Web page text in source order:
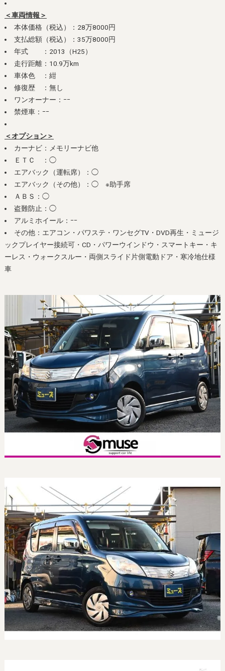
＜車両情報＞
本体価格（税込）：28万8000円
支払総額（税込）：35万8000円
年式 ：2013（H25）
走行距離：10.9万km
車体色 ：紺
修復歴 ：無し
ワンオーナー：ｰｰ
禁煙車：ｰｰ
＜オプション＞
カーナビ：メモリーナビ他
ＥＴＣ ：◯
エアバック（運転席）：◯
エアバック（その他）：◯ ※助手席
ＡＢＳ：◯
盗難防止：◯
アルミホイール：ｰｰ
その他：エアコン・パワステ・ワンセグTV・DVD再生・ミュージ
ックプレイヤー接続可・CD・パワーウインドウ・スマートキー・キ
ーレス・ウォークスルー・両側スライド片側電動ドア・寒冷地仕様
車